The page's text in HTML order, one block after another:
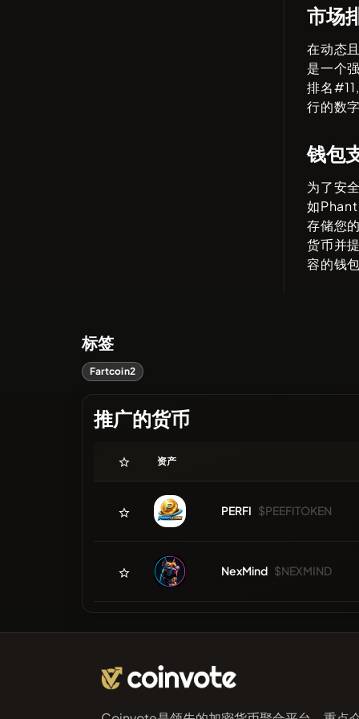
市场
在动态
是一个
排名#
行的数
钱包
为了安
如
存储您
货币并
容的钱
标签
Fartcoin2
推广的货币
资产
PERFI $PEEFITOKEN
NexMind $NEXMIND